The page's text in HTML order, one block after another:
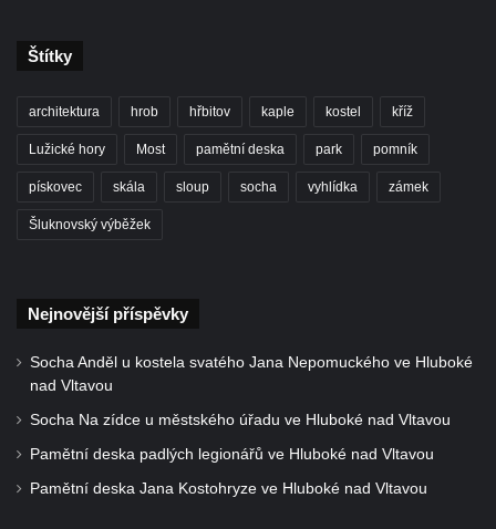
nad Nisou
Kříž u rozcestí u domu čp. 53 v Maršovicích
Boží muka v zámeckém parku Dolního
Kříž na náměstí Aloise Jiráska v Teplicích
Teplicích nad Metují
Kříž na hřbitově v Teplicích nad Metují
Štítky
architektura hrob hřbitov kaple kostel kříž
Lužické hory Most pamětní deska park pomník
pískovec skála sloup socha vyhlídka zámek
Šluknovský výběžek
Nejnovější příspěvky
Socha Anděl u kostela svatého Jana Nepomuckého ve Hluboké
nad Vltavou
Socha Na zídce u městského úřadu ve Hluboké nad Vltavou
Pamětní deska padlých legionářů ve Hluboké nad Vltavou
Pamětní deska Jana Kostohryze ve Hluboké nad Vltavou